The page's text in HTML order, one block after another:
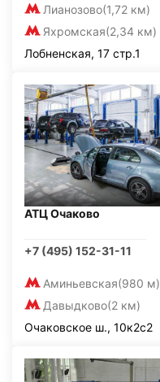
Лианозово(1,72 км)
Яхромская(2,34 км)
Лобненская, 17 стр.1
АТЦ Очаково
+7 (495) 152-31-11
Аминьевская(980 м)
Давыдково(2 км)
Очаковское ш., 10к2с2